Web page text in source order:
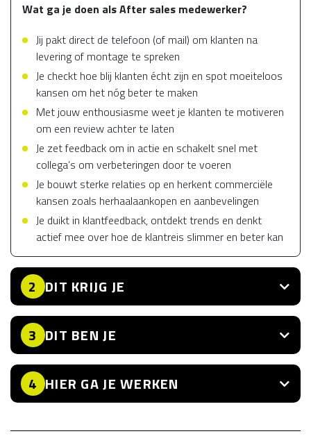
Wat ga je doen als After sales medewerker?
Jij pakt direct de telefoon (of mail) om klanten na
levering of montage te spreken
Je checkt hoe blij klanten écht zijn en spot moeiteloos
kansen om het nóg beter te maken
Met jouw enthousiasme weet je klanten te motiveren
om een review achter te laten
Je zet feedback om in actie en schakelt snel met
collega’s om verbeteringen door te voeren
Je bouwt sterke relaties op en herkent commerciële
kansen zoals herhaalaankopen en aanbevelingen
Je duikt in klantfeedback, ontdekt trends en denkt
actief mee over hoe de klantreis slimmer en beter kan
2 DIT KRIJG JE
3 DIT BEN JE
4 HIER GA JE WERKEN